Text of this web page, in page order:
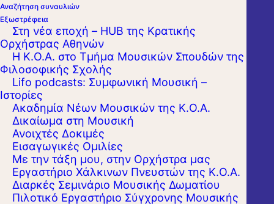
Αναζήτηση συναυλιών
Εξωστρέφεια
Στη νέα εποχή – HUB της Κρατικής
Ορχήστρας Αθηνών
Η Κ.Ο.Α. στο Τμήμα Μουσικών Σπουδών της
Φιλοσοφικής Σχολής
Lifo podcasts: Συμφωνική Μουσική –
Ιστορίες
Ακαδημία Νέων Μουσικών της Κ.Ο.Α.
Δικαίωμα στη Μουσική
Ανοιχτές Δοκιμές
Εισαγωγικές Ομιλίες
Με την τάξη μου, στην Ορχήστρα μας
Εργαστήριo Χάλκινων Πνευστών της Κ.Ο.Α.
Διαρκές Σεμινάριο Μουσικής Δωματίου
Πιλοτικό Εργαστήριο Σύγχρονης Μουσικής